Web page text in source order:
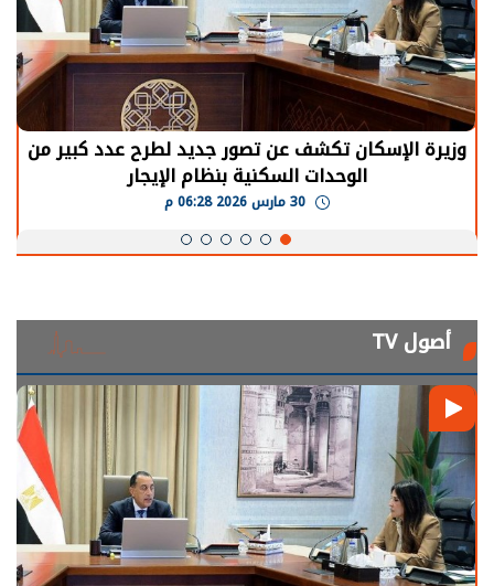
وزيرة الإسكان تكشف عن تصور جديد لطرح عدد كبير من
الوحدات السكنية بنظام الإيجار
أصول TV